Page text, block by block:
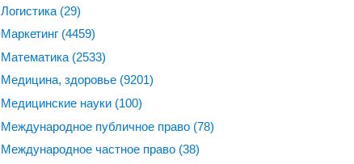
Логистика (29)
Маркетинг (4459)
Математика (2533)
Медицина, здоровье (9201)
Медицинские науки (100)
Международное публичное право (78)
Международное частное право (38)